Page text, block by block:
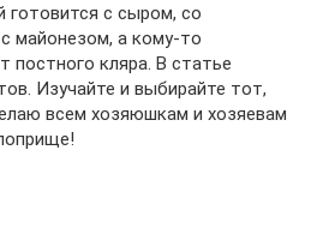
готовится с сыром, со
майонезом, а кому-то
постного кляра. В статье
Изучайте и выбирайте тот,
всем хозяюшкам и хозяевам